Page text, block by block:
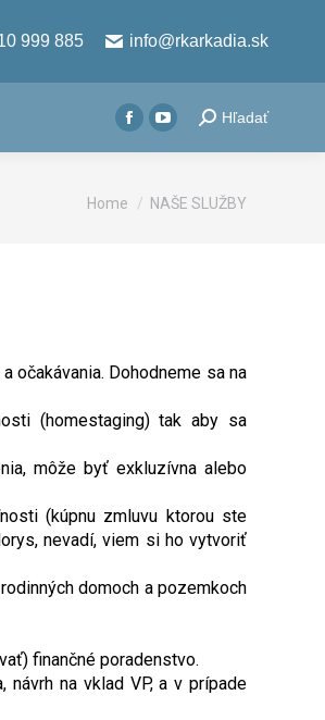
999 885 info@rkarkadia.sk
Facebook
page
YouTube
page
in
Search:
Hľadať
You are here:
Home NAŠE SLUŽBY
očakávania. Dohodneme sa na
(homestaging) tak aby sa
môže byť exkluzívna alebo
(kúpnu zmluvu ktorou ste
nevadí, viem si ho vytvoriť
domoch a pozemkoch
finančné poradenstvo.
návrh na vklad VP, a v prípade
opens
new
window
opens
new
window